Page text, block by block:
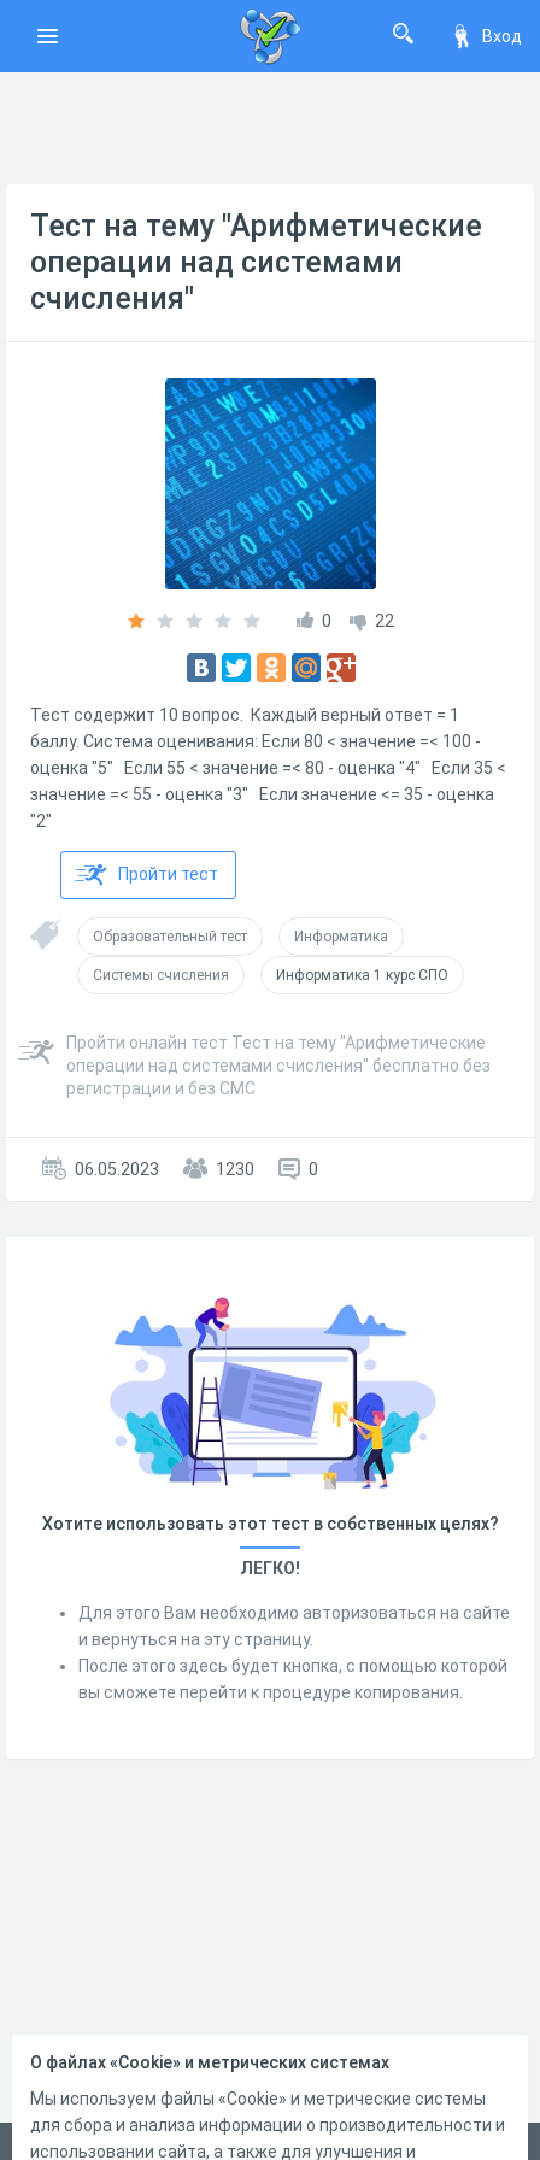
Вход
Тест на тему "Арифметические
операции над системами
счисления"
0 22
Тест содержит 10 вопрос. Каждый верный ответ = 1
баллу. Система оценивания: Если 80 < значение =< 100 -
оценка "5" Если 55 < значение =< 80 - оценка "4" Если 35 <
значение =< 55 - оценка "3" Если значение <= 35 - оценка
"2"
Пройти тест
Образовательный тест Информатика
Системы счисления Информатика 1 курс СПО
Пройти онлайн тест Тест на тему "Арифметические
операции над системами счисления" бесплатно без
регистрации и без СМС
06.05.2023 1230 0
Хотите использовать этот тест в собственных целях?
ЛЕГКО!
Для этого Вам необходимо авторизоваться на сайте
и вернуться на эту страницу.
После этого здесь будет кнопка, с помощью которой
вы сможете перейти к процедуре копирования.
О файлах «Cookie» и метрических системах
Мы используем файлы «Cookie» и метрические системы
для сбора и анализа информации о производительности и
использовании сайта, а также для улучшения и